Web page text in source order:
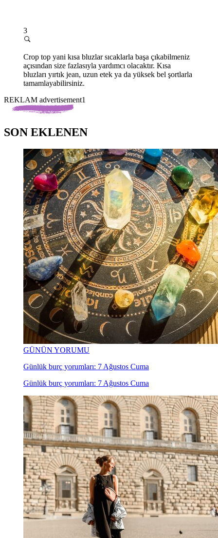
3
Crop top yani kısa bluzlar sıcaklarla başa çıkabilmeniz
açısından size fazlasıyla yardımcı olacaktır. Kısa
bluzları yırtık jean, uzun etek ya da yüksek bel şortlarla
tamamlayabilirsiniz.
REKLAM advertisement1
SON EKLENEN
GÜNÜN YORUMU
Günlük burç yorumları: 7 Ağustos Cuma
Günlük burç yorumları: 7 Ağustos Cuma